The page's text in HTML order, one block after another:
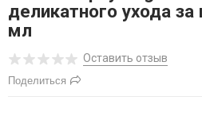
деликатного ухода
мл
Оставить отзыв
Поделиться